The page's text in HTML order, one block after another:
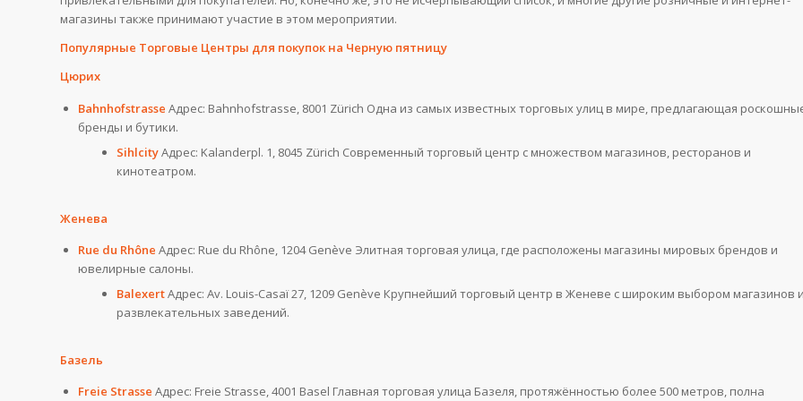
магазины также принимают участие в этом мероприятии.
Популярные Торговые Центры для покупок на Черную пятницу
Цюрих
Bahnhofstrasse Адрес: Bahnhofstrasse, 8001 Zürich Одна из самых известных торговых улиц в мире, предлагающая
бренды и бутики.
SihlcityАдрес: Kalanderpl. 1, 8045 Zürich Современный торговый центр с множеством магазинов, ресторанов и
кинотеатром.
Женева
Rue du Rhône Адрес: Rue du Rhône, 1204 Genève Элитная торговая улица, где расположены магазины мировых брендов и
ювелирные салоны.
BalexertАдрес: Av. Louis-Casaï 27, 1209 Genève Крупнейший торговый центр в Женеве с широким выбором магазинов
развлекательных заведений.
Базель
Freie Strasse Адрес: Freie Strasse, 4001 Basel Главная торговая улица Базеля, протяжённостью более 500 метров, полна